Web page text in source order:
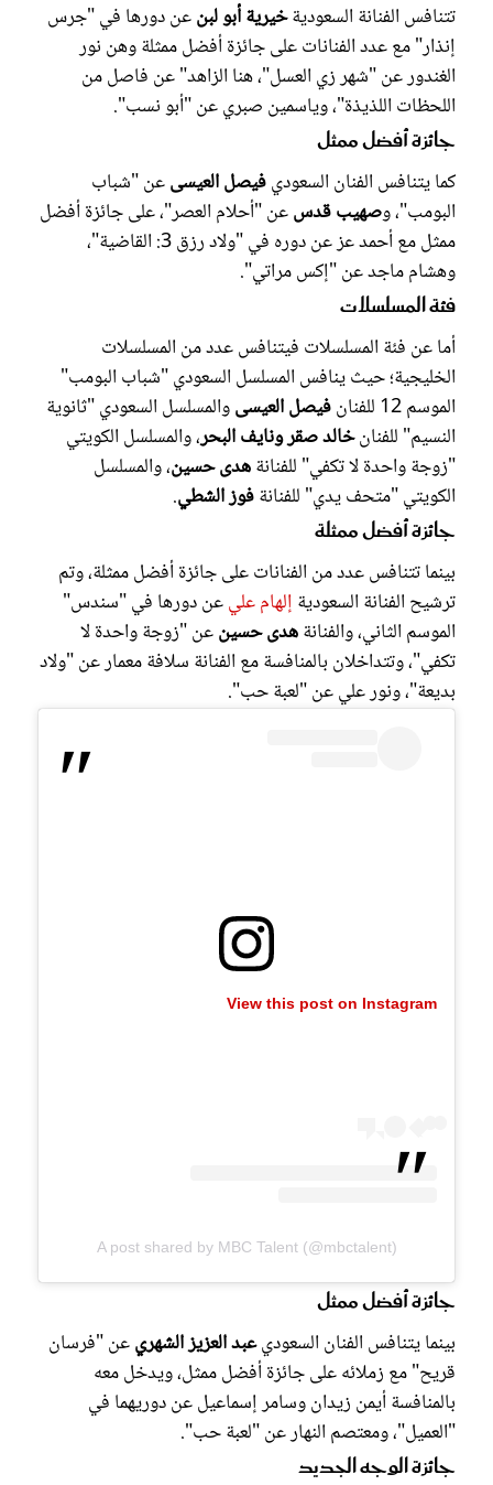
تتنافس الفنانة السعوديةخيرية أبو لبنعن دورها في "جرس
إنذار" مع عدد الفنانات على جائزة أفضل ممثلة وهن نور
الغندور عن "شهر زي العسل"، هنا الزاهد" عن فاصل من
اللحظات اللذيذة"، وياسمين صبري عن "أبو نسب".
جائزة أفضل ممثل
كما يتنافس الفنان السعوديفيصل العيسىعن "شباب
البومب"، وصهيب قدسعن "أحلام العصر"، على جائزة أفضل
ممثل مع أحمد عز عن دوره في "ولاد رزق 3: القاضية"،
وهشام ماجد عن "إكس مراتي".
فئة المسلسلات
أما عن فئة المسلسلات فيتنافس عدد من المسلسلات
الخليجية؛ حيث ينافس المسلسل السعودي "شباب البومب"
الموسم 12 للفنان
فيصل العيسىوالمسلسل السعودي "ثانوية
النسيم" للفنانخالد صقر ونايف البحر، والمسلسل الكويتي
"زوجة واحدة لا تكفي" للفنانةهدى حسين، والمسلسل
الكويتي "متحف يدي" للفنانةفوز الشطي.
جائزة أفضل ممثلة
بينما تتنافس عدد من الفنانات على جائزة أفضل ممثلة، وتم
ترشيح الفنانة السعودية إلهام عليعن دورها في "سندس"
الموسم الثاني، والفنانةهدى حسينعن "زوجة واحدة لا
تكفي"، وتتداخلان بالمنافسة مع الفنانة سلافة معمار عن "ولاد
بديعة"، ونور علي عن "لعبة حب".
View this post on Instagram
A post shared by MBC Talent (@mbctalent)
جائزة أفضل ممثل
بينما يتنافس الفنان السعوديعبد العزيز الشهريعن "فرسان
قريح" مع زملائه على جائزة أفضل ممثل، ويدخل معه
بالمنافسة أيمن زيدان وسامر إسماعيل عن دوريهما في
"العميل"، ومعتصم النهار عن "لعبة حب".
جائزة الوجه الجديد